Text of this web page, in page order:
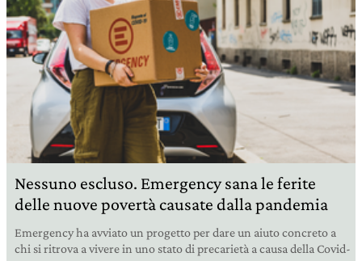
Nessuno escluso. Emergency sana le ferite
delle nuove povertà causate dalla pandemia
Emergency ha avviato un progetto per dare un aiuto concreto a
chi si ritrova a vivere in uno stato di precarietà a causa della Covid-